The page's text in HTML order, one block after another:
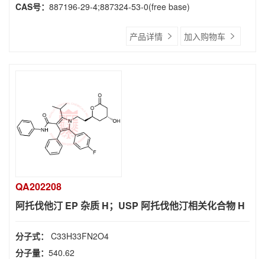
CAS号： 887196-29-4;887324-53-0(free base)
产品详情 加入购物车
QA202208
阿托伐他汀 EP 杂质 H；USP 阿托伐他汀相关化合物 H
分子式： C33H33FN2O4
分子量： 540.62